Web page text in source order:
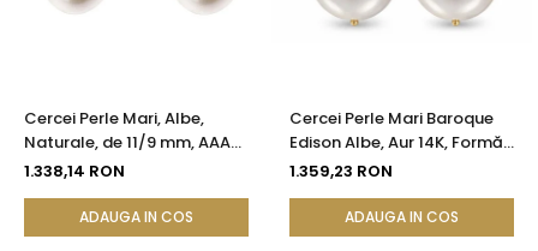
Cercei Perle Mari, Albe,
Naturale, de 11/9 mm, AAA+,
Aur 14K (aur 585), Forma
1.338,14 RON
ADAUGA IN COS
Cercei Perle Mari Baroque
Edison Albe, Aur 14K, Formă
Organică | KASKADDA®
1.359,23 RON
ADAUGA IN COS